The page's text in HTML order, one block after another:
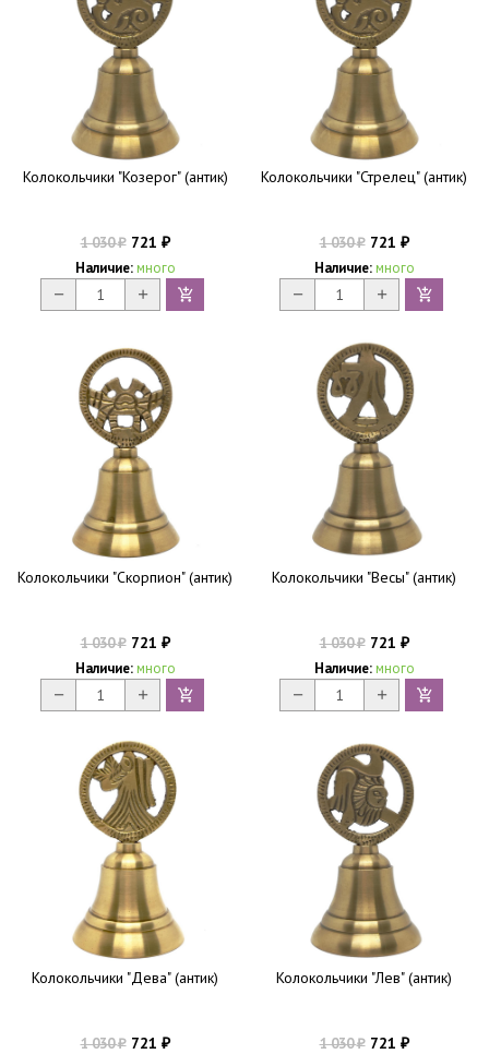
Колокольчики "Козерог" (антик)
1 030₽721 ₽
Наличие: много
Колокольчики "Стрелец" (антик)
1 030₽721 ₽
Наличие: много
Колокольчики "Скорпион" (антик)
1 030₽721 ₽
Наличие: много
Колокольчики "Весы" (антик)
1 030₽721 ₽
Наличие: много
Колокольчики "Дева" (антик)
1 030₽721 ₽
Колокольчики "Лев" (антик)
1 030₽721 ₽